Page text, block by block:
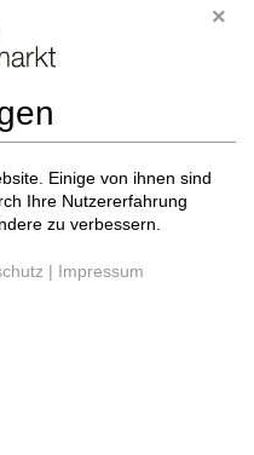
Einige von ihnen sind
Ihre Nutzererfahrung
zu verbessern.
| Impressum